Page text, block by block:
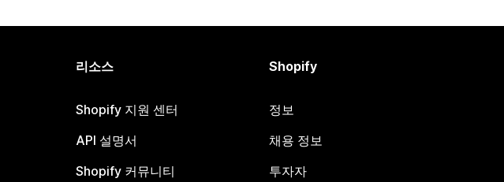
리소스
Shopify 지원 센터
API 설명서
Shopify 커뮤니티
Shopify
정보
채용 정보
투자자